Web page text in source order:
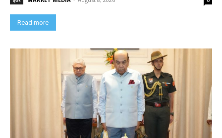
Read more